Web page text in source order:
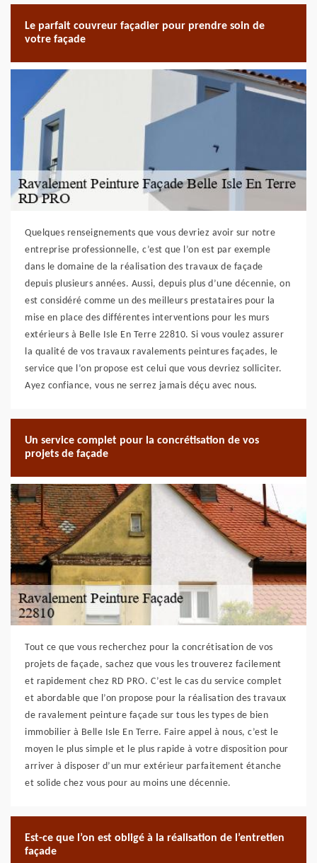
Le parfait couvreur façadier pour prendre soin de
votre façade
Quelques renseignements que vous devriez avoir sur notre
entreprise professionnelle, c’est que l’on est par exemple
dans le domaine de la réalisation des travaux de façade
depuis plusieurs années. Aussi, depuis plus d’une décennie, on
est considéré comme un des meilleurs prestataires pour la
mise en place des différentes interventions pour les murs
extérieurs à Belle Isle En Terre 22810. Si vous voulez assurer
la qualité de vos travaux ravalements peintures façades, le
service que l’on propose est celui que vous devriez solliciter.
Ayez confiance, vous ne serrez jamais déçu avec nous.
Un service complet pour la concrétisation de vos
projets de façade
Tout ce que vous recherchez pour la concrétisation de vos
projets de façade, sachez que vous les trouverez facilement
et rapidement chez RD PRO. C’est le cas du service complet
et abordable que l’on propose pour la réalisation des travaux
de ravalement peinture façade sur tous les types de bien
immobilier à Belle Isle En Terre. Faire appel à nous, c’est le
moyen le plus simple et le plus rapide à votre disposition pour
arriver à disposer d’un mur extérieur parfaitement étanche
et solide chez vous pour au moins une décennie.
Est-ce que l’on est obligé à la réalisation de l’entretien
façade